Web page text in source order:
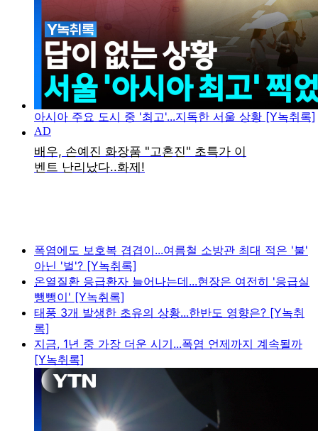
아시아 주요 도시 중 '최고'...지독한 서울 상황 [Y녹취록]
폭염에도 보호복 겹겹이...여름철 소방관 최대 적은 '불'
아닌 '벌'? [Y녹취록]
온열질환 응급환자 늘어나는데...현장은 여전히 '응급실
뺑뺑이' [Y녹취록]
태풍 3개 발생한 초유의 상황...한반도 영향은? [Y녹취
록]
지금, 1년 중 가장 더운 시기...폭염 언제까지 계속될까
[Y녹취록]